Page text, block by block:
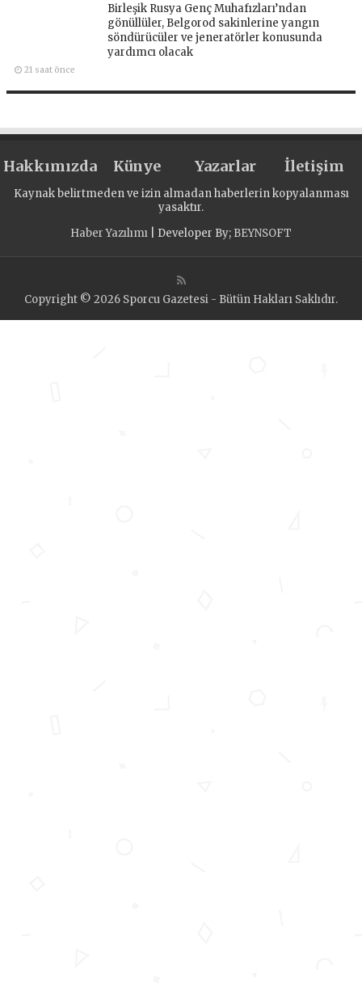
Birleşik Rusya Genç Muhafızları’ndan
gönüllüler, Belgorod sakinlerine yangın
söndürücüler ve jeneratörler konusunda
yardımcı olacak
21 saat önce
Hakkımızda Künye Yazarlar İletişim
Kaynak belirtmeden ve izin almadan haberlerin kopyalanması
yasaktır.
Haber Yazılımı | Developer By; BEYNSOFT
Copyright © 2026 Sporcu Gazetesi - Bütün Hakları Saklıdır.